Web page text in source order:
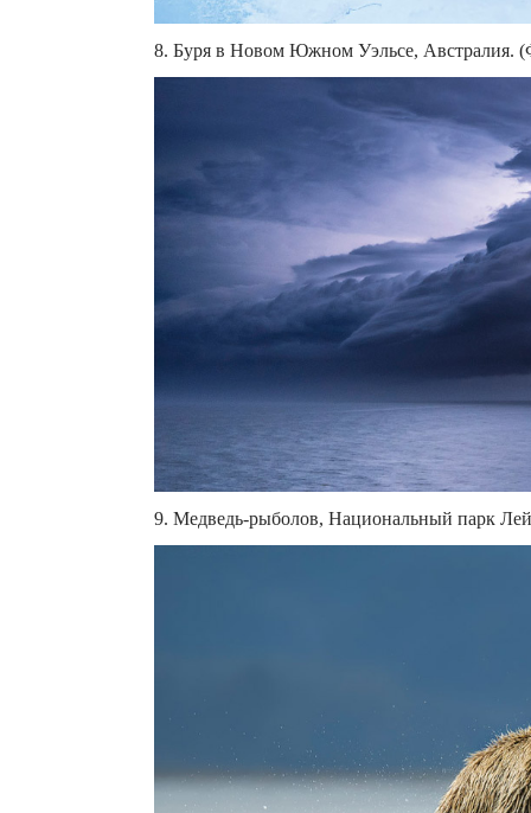
8. Буря в Новом Южном Уэльсе, Австралия.
9. Медведь-рыболов, Национальный парк